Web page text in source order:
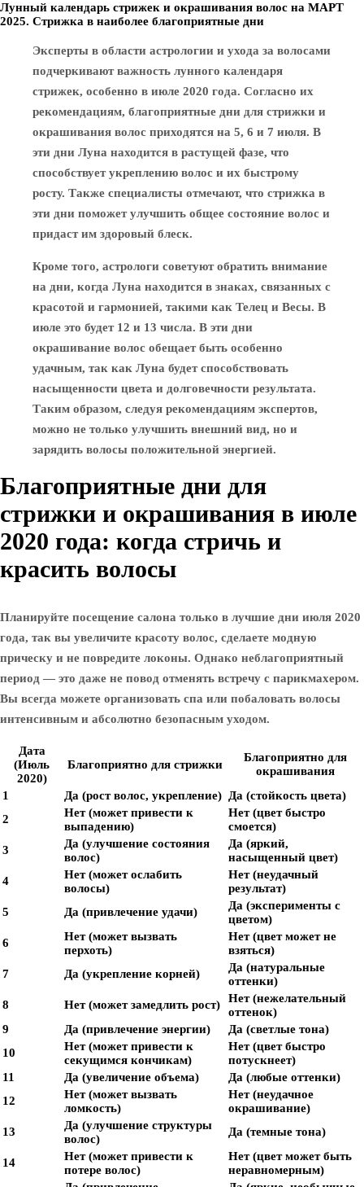
Лунный календарь стрижек и окрашивания волос на МАРТ
2025. Стрижка в наиболее благоприятные дни
Эксперты в области астрологии и ухода за волосами
подчеркивают важность лунного календаря
стрижек, особенно в июле 2020 года. Согласно их
рекомендациям, благоприятные дни для стрижки и
окрашивания волос приходятся на 5, 6 и 7 июля. В
эти дни Луна находится в растущей фазе, что
способствует укреплению волос и их быстрому
росту. Также специалисты отмечают, что стрижка в
эти дни поможет улучшить общее состояние волос и
придаст им здоровый блеск.
Кроме того, астрологи советуют обратить внимание
на дни, когда Луна находится в знаках, связанных с
красотой и гармонией, такими как Телец и Весы. В
июле это будет 12 и 13 числа. В эти дни
окрашивание волос обещает быть особенно
удачным, так как Луна будет способствовать
насыщенности цвета и долговечности результата.
Таким образом, следуя рекомендациям экспертов,
можно не только улучшить внешний вид, но и
зарядить волосы положительной энергией.
Благоприятные дни для
стрижки и окрашивания в июле
2020 года: когда стричь и
красить волосы
Планируйте посещение салона только в лучшие дни июля 2020
года, так вы увеличите красоту волос, сделаете модную
прическу и не повредите локоны. Однако неблагоприятный
период — это даже не повод отменять встречу с парикмахером.
Вы всегда можете организовать спа или побаловать волосы
интенсивным и абсолютно безопасным уходом.
Дата
(Июль
2020)
Благоприятно для стрижки
Благоприятно для
окрашивания
1
Да (рост волос, укрепление) Да (стойкость цвета)
2
Нет (может привести к
выпадению)
Нет (цвет быстро
смоется)
3
Да (улучшение состояния
волос)
Да (яркий,
насыщенный цвет)
4
Нет (может ослабить
волосы)
Нет (неудачный
результат)
5
Да (привлечение удачи)
Да (эксперименты с
цветом)
6
Нет (может вызвать
перхоть)
Нет (цвет может не
взяться)
7
Да (укрепление корней)
Да (натуральные
оттенки)
8
Нет (может замедлить рост)
Нет (нежелательный
оттенок)
9
Да (привлечение энергии)
Да (светлые тона)
10
Нет (может привести к
секущимся кончикам)
Нет (цвет быстро
потускнеет)
11
Да (увеличение объема)
Да (любые оттенки)
12
Нет (может вызвать
ломкость)
Нет (неудачное
окрашивание)
13
Да (улучшение структуры
волос)
Да (темные тона)
14
Нет (может привести к
потере волос)
Нет (цвет может быть
неравномерным)